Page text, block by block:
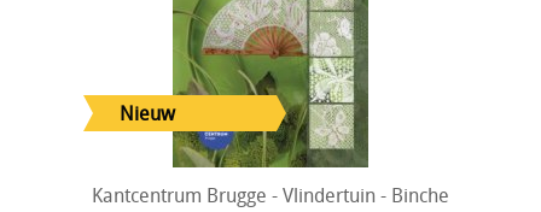
Kantcentrum Brugge - Vlindertuin - Binche